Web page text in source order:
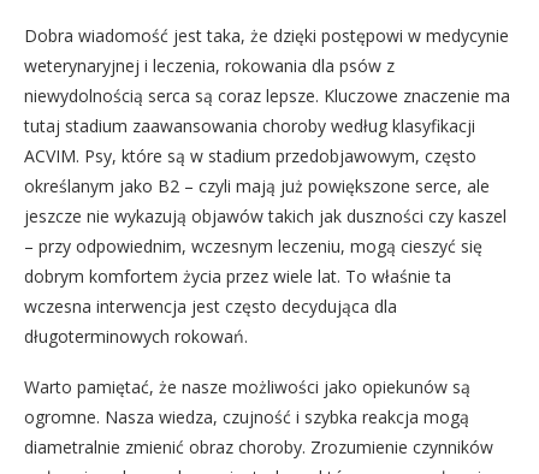
Dobra wiadomość jest taka, że dzięki postępowi w medycynie
weterynaryjnej i leczenia, rokowania dla psów z
niewydolnością serca są coraz lepsze. Kluczowe znaczenie ma
tutaj stadium zaawansowania choroby według klasyfikacji
ACVIM. Psy, które są w stadium przedobjawowym, często
określanym jako B2 – czyli mają już powiększone serce, ale
jeszcze nie wykazują objawów takich jak duszności czy kaszel
– przy odpowiednim, wczesnym leczeniu, mogą cieszyć się
dobrym komfortem życia przez wiele lat. To właśnie ta
wczesna interwencja jest często decydująca dla
długoterminowych rokowań.
Warto pamiętać, że nasze możliwości jako opiekunów są
ogromne. Nasza wiedza, czujność i szybka reakcja mogą
diametralnie zmienić obraz choroby. Zrozumienie czynników